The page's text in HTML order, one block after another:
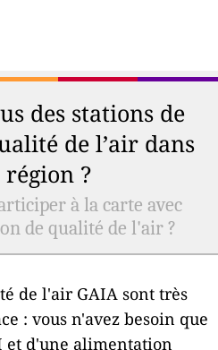
des stations de
de l’air dans
?
à la carte avec
de qualité de l'air ?
de l'air GAIA sont très
: vous n'avez besoin que
et d'une alimentation